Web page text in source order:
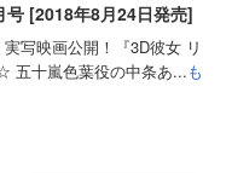
号 [2018年8月24日発売]
写映画公開！『3D彼女 リ
五十嵐色葉役の中条あ...も